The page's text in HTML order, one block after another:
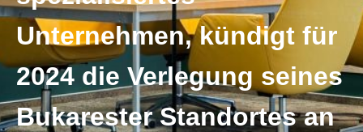
Unternehmen, kündigt für
2024 die Verlegung seines
Bukarester Standortes an